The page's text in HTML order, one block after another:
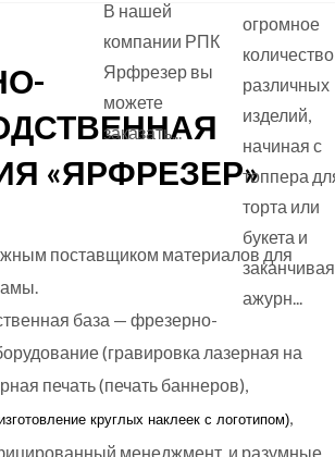
В нашей
компании РПК
Ярфрезер вы
можете
заказать...
огромное
количество
различных
изделий,
начиная с
топпера
торта или
букета и
заканчивая
ажурн...
«ЯРФРЕЗЕР»
поставщиком материалов для
база — фрезерно-
(гравировка лазерная на
печать (печать баннеров),
круглых наклеек с логотипом),
менеджмент, и разумные